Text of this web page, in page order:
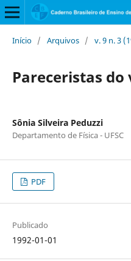
Início / Arquivos / v. 9 n. 3
Pareceristas do
Sônia Silveira Peduzzi
Departamento de Física - UFSC
PDF
Publicado
1992-01-01